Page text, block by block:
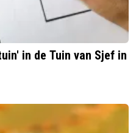
in de Tuin van Sjef in